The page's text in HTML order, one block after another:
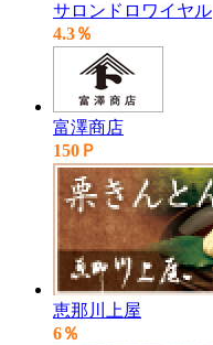
サロンドロワイヤル
4.3％
富澤商店
150Ｐ
恵那川上屋
6％